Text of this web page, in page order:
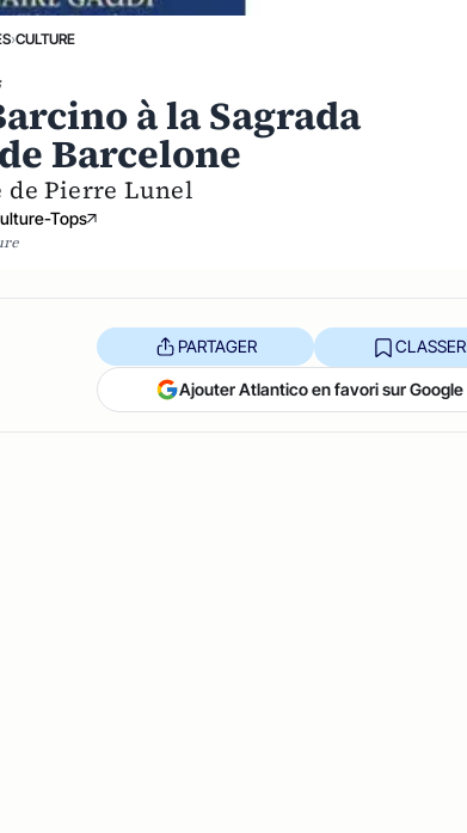
›CULTURE
à la Sagrada
Barcelone
de Pierre Lunel
Tops
PARTAGER CLASSER
Ajouter Atlantico en favori sur Google